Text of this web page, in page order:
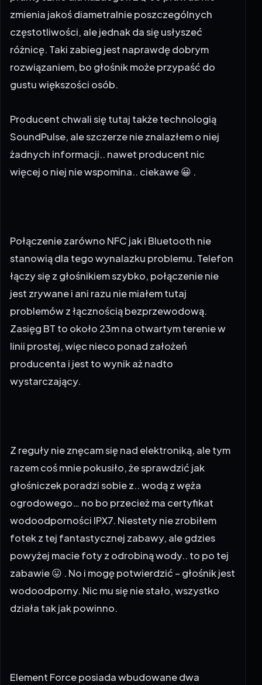
zmienia jakoś diametralnie poszczególnych
częstotliwości, ale jednak da się usłyszeć
różnicę. Taki zabieg jest naprawdę dobrym
rozwiązaniem, bo głośnik może przypaść do
gustu większości osób.
Producent chwali się tutaj także technologią
SoundPulse, ale szczerze nie znalazłem o niej
żadnych informacji.. nawet producent nic
więcej o niej nie wspomina.. ciekawe 😀 .
Połączenie zarówno NFC jak i Bluetooth nie
stanowią dla tego wynalazku problemu. Telefon
łączy się z głośnikiem szybko, połączenie nie
jest zrywane i ani razu nie miałem tutaj
problemów z łącznością bezprzewodową.
Zasięg BT to około 23m na otwartym terenie w
linii prostej, więc nieco ponad założeń
producenta i jest to wynik aż nadto
wystarczający.
Z reguły nie znęcam się nad elektroniką, ale tym
razem coś mnie pokusiło, że sprawdzić jak
głośniczek poradzi sobie z.. wodą z węża
ogrodowego… no bo przecież ma certyfikat
wodoodporności IPX7. Niestety nie zrobiłem
fotek z tej fantastycznej zabawy, ale gdzies
powyżej macie foty z odrobiną wody.. to po tej
zabawie 😛 . No i mogę potwierdzić – głośnik jest
wodoodporny. Nic mu się nie stało, wszystko
działa tak jak powinno.
Element Force posiada wbudowane dwa